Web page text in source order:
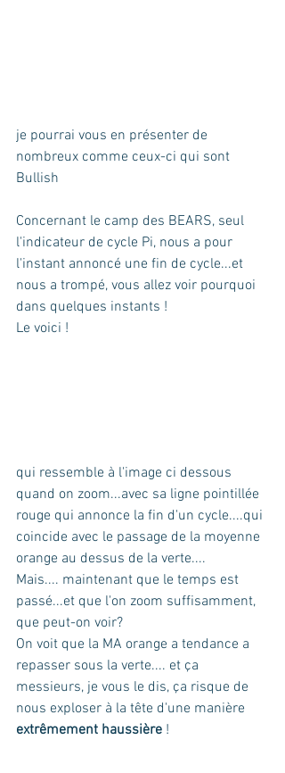
je pourrai vous en présenter de
nombreux comme ceux-ci qui sont
Bullish
Concernant le camp des BEARS, seul
l'indicateur de cycle Pi, nous a pour
l'instant annoncé une fin de cycle...et
nous a trompé, vous allez voir pourquoi
dans quelques instants !
Le voici !
qui ressemble à l'image ci dessous
quand on zoom...avec sa ligne pointillée
rouge qui annonce la fin d'un cycle....qui
coincide avec le passage de la moyenne
orange au dessus de la verte....
Mais.... maintenant que le temps est
passé...et que l'on zoom suffisamment,
que peut-on voir?
On voit que la MA orange a tendance a
repasser sous la verte.... et ça
messieurs, je vous le dis, ça risque de
nous exploser à la tête d'une manière
extrêmement haussière !